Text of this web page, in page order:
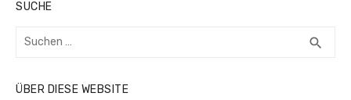
SUCHE
Suchen
search
ÜBER DIESE WEBSITE